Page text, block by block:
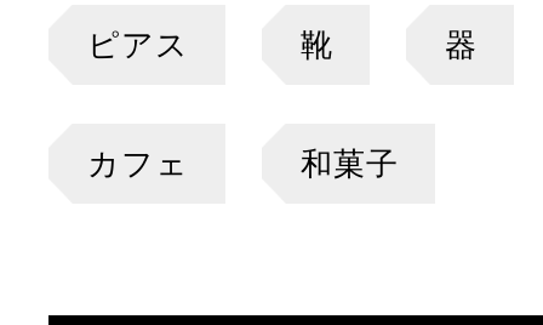
ピアス 靴 器
カフェ 和菓子